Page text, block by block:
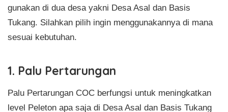
gunakan di dua desa yakni Desa Asal dan Basis
Tukang. Silahkan pilih ingin menggunakannya di mana
sesuai kebutuhan.
1. Palu Pertarungan
Palu Pertarungan COC berfungsi untuk meningkatkan
level Peleton apa saja di Desa Asal dan Basis Tukang